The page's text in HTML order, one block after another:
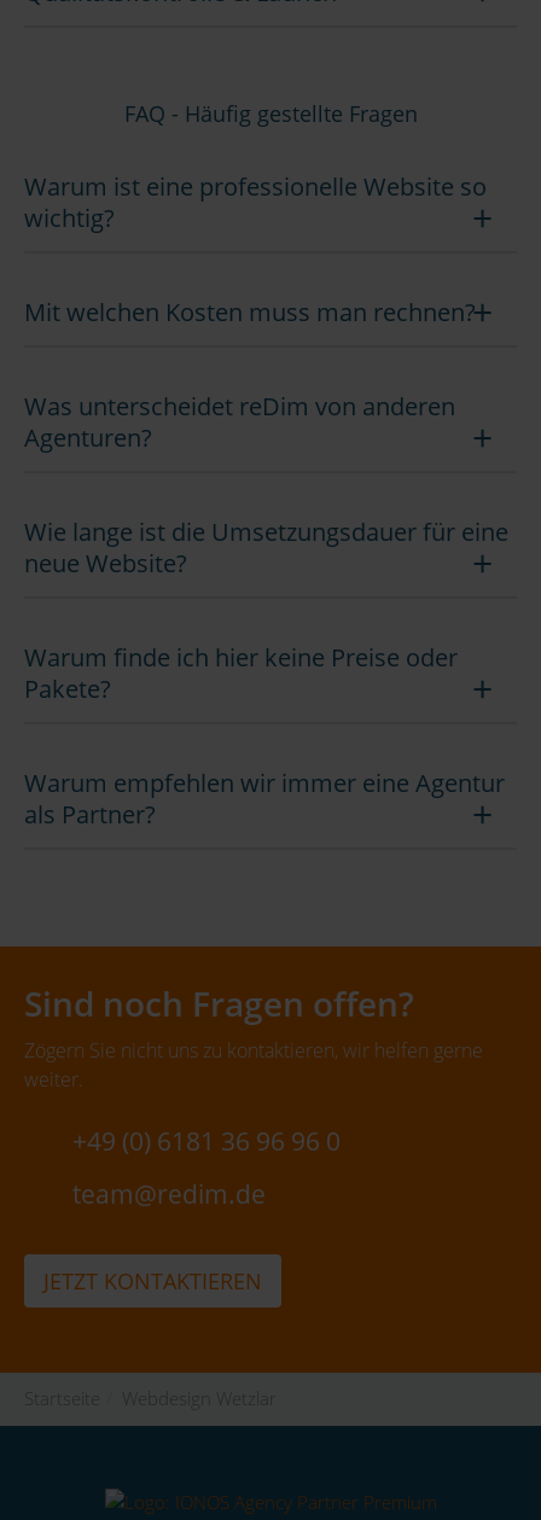
FAQ - Häufig gestellte Fragen
Warum ist eine professionelle Website so
wichtig?
Mit welchen Kosten muss man rechnen?
Was unterscheidet reDim von anderen
Agenturen?
Wie lange ist die Umsetzungsdauer für eine
neue Website?
Warum finde ich hier keine Preise oder
Pakete?
Warum empfehlen wir immer eine Agentur
als Partner?
Sind noch Fragen offen?
Zögern Sie nicht uns zu kontaktieren, wir helfen gerne
weiter.
+49 (0) 6181 36 96 96 0
team@redim.de
JETZT KONTAKTIEREN
Startseite Webdesign Wetzlar